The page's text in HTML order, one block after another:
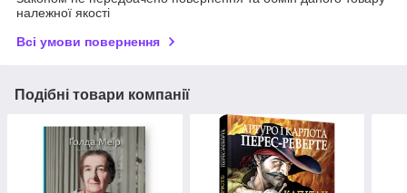
належної якості
Всі умови повернення
Подібні товари компанії